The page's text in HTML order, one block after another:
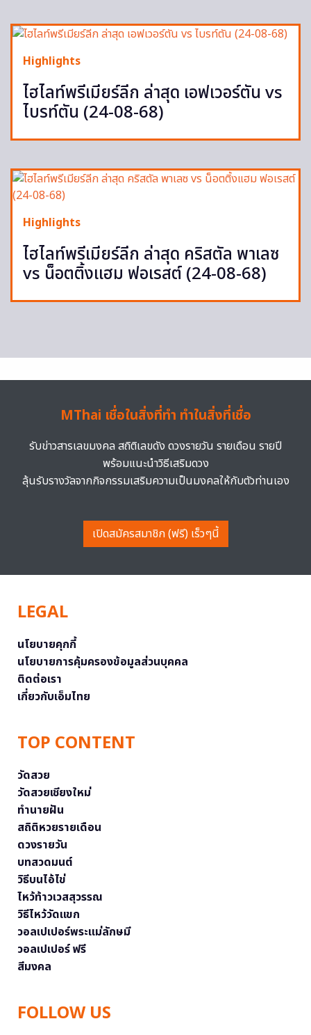
Highlights
ไฮไลท์พรีเมียร์ลีก ล่าสุด เอฟเวอร์ตัน vs
ไบรท์ตัน (24-08-68)
Highlights
ไฮไลท์พรีเมียร์ลีก ล่าสุด คริสตัล พาเลซ
vs น็อตติ้งแฮม ฟอเรสต์ (24-08-68)
MThai เชื่อในสิ่งที่ทำ ทำในสิ่งที่เชื่อ
รับข่าวสารเลขมงคล สถิติเลขดัง ดวงรายวัน รายเดือน รายปี
พร้อมแนะนำวิธีเสริมดวง
ลุ้นรับรางวัลจากกิจกรรมเสริมความเป็นมงคลให้กับตัวท่านเอง
เปิดสมัครสมาชิก (ฟรี) เร็วๆนี้
LEGAL
นโยบายคุกกี้
นโยบายการคุ้มครองข้อมูลส่วนบุคคล
ติดต่อเรา
เกี่ยวกับเอ็มไทย
TOP CONTENT
วัดสวย
วัดสวยเชียงใหม่
ทำนายฝัน
สถิติหวยรายเดือน
ดวงรายวัน
บทสวดมนต์
วิธีบนไอ้ไข่
ไหว้ท้าวเวสสุวรรณ
วิธีไหว้วัดแขก
วอลเปเปอร์พระแม่ลักษมี
วอลเปเปอร์ ฟรี
สีมงคล
FOLLOW US